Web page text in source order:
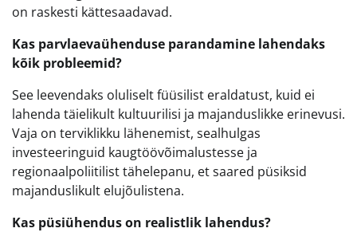
on raskesti kättesaadavad.
Kas parvlaevaühenduse parandamine lahendaks
kõik probleemid?
See leevendaks oluliselt füüsilist eraldatust, kuid ei
lahenda täielikult kultuurilisi ja majanduslikke erinevusi.
Vaja on terviklikku lähenemist, sealhulgas
investeeringuid kaugtöövõimalustesse ja
regionaalpoliitilist tähelepanu, et saared püsiksid
majanduslikult elujõulistena.
Kas püsiühendus on realistlik lahendus?